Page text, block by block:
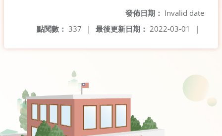
發佈日期： Invalid date
最後更新日期： 2022-03-01 |
點閱數： 337 |